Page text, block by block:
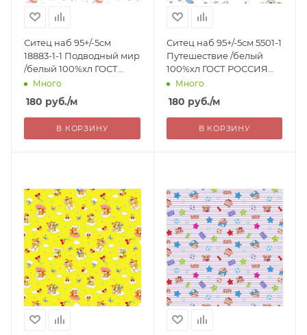
Ситец наб 95+/-5см
18883-1-1 Подводный мир
/белый 100%хл ГОСТ
РОССИЯ 180=
Много
180 руб./м
В КОРЗИНУ
Ситец наб 95+/-5см 5501-1
Путешествие /белый
100%хл ГОСТ РОССИЯ
180=Много
180 руб./м
В КОРЗИНУ